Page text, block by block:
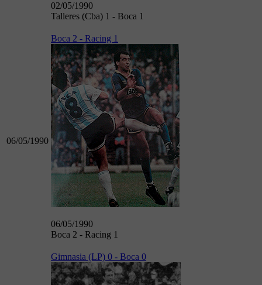
02/05/1990
Talleres (Cba) 1 - Boca 1
06/05/1990
Boca 2 - Racing 1
06/05/1990
Boca 2 - Racing 1
Gimnasia (LP) 0 - Boca 0